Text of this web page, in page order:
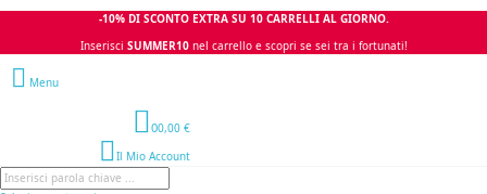
-10% DI SCONTO EXTRA SU 10 CARRELLI AL GIORNO.
Inserisci SUMMER10 nel carrello e scopri se sei tra i fortunati!
Menu
00,00 €
Il Mio Account